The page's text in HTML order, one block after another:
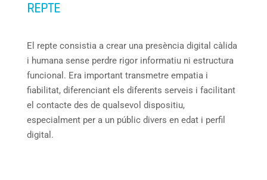
REPTE
El repte consistia a crear una presència digital càlida
i humana sense perdre rigor informatiu ni estructura
funcional. Era important transmetre empatia i
fiabilitat, diferenciant els diferents serveis i facilitant
el contacte des de qualsevol dispositiu,
especialment per a un públic divers en edat i perfil
digital.